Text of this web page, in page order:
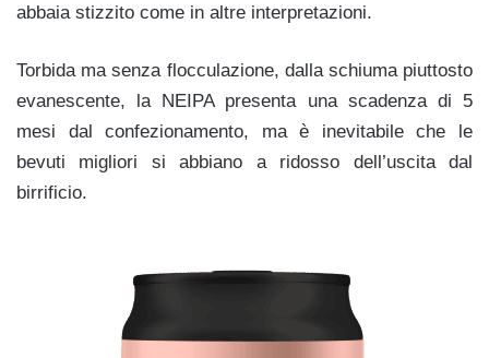
abbaia stizzito come in altre interpretazioni.
Torbida ma senza flocculazione, dalla schiuma piuttosto
evanescente, la NEIPA presenta una scadenza di 5
mesi dal confezionamento, ma è inevitabile che le
bevuti migliori si abbiano a ridosso dell’uscita dal
birrificio.